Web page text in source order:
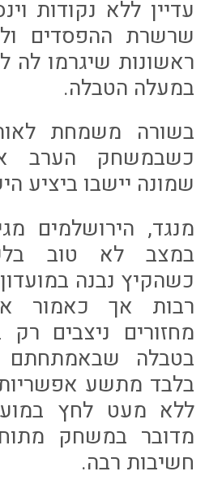
עדיין ללא נקודות
שרשרת ההפסדים
ראשונות שיגרמו לה
במעלה הטבלה.
בשורה משמחת
כשבמשחק הערב
שמונה יישבו ביציע
מנגד, הירושלמים
במצב לא טוב
כשהקיץ נבנה
רבות אך כאמור
בטבלה שבאמתחתם
בלבד מתשע
ללא מעט לחץ
מדובר במשחק
חשיבות רבה.